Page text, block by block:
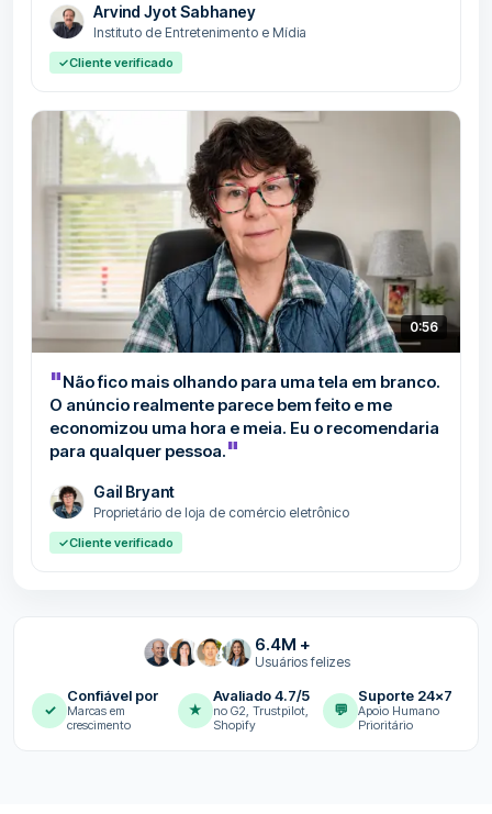
Arvind Jyot Sabhaney
Instituto de Entretenimento e Mídia
✓Cliente verificado
0:56
"Não fico mais olhando para uma tela em branco.
O anúncio realmente parece bem feito e me
economizou uma hora e meia. Eu o recomendaria
para qualquer pessoa."
Gail Bryant
Proprietário de loja de comércio eletrônico
✓Cliente verificado
6.4M +
Usuários felizes
✓
Confiável por
Marcas em
crescimento
★
Avaliado 4.7/5
no G2, Trustpilot,
Shopify
💬
Suporte 24x7
Apoio Humano
Prioritário